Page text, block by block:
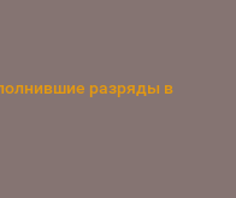
разряды в